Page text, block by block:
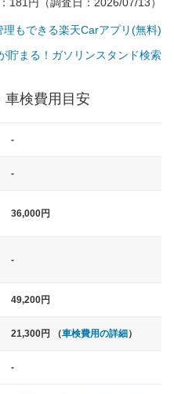
イズの目安
軽自動車
ノア、セレナ、プリウス、カロー
理もできる楽天Carアプリ(無料)
貯まる！ガソリンスタンド検索
車検費用目安
-
-
36,000円
-
49,200円
21,300円 （車検費用の詳細）
-